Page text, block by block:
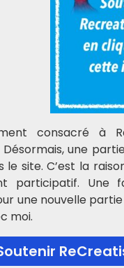
sont
E-mail*
pour mon prochain
consacré
une
le site. C’est la
participatif.
une nouvelle
moi.